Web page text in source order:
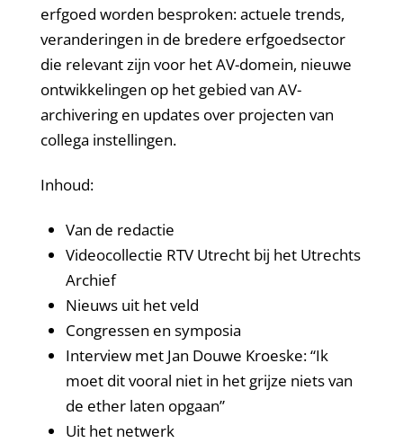
erfgoed worden besproken: actuele trends,
veranderingen in de bredere erfgoedsector
die relevant zijn voor het AV-domein, nieuwe
ontwikkelingen op het gebied van AV-
archivering en updates over projecten van
collega instellingen.
Inhoud:
Van de redactie
Videocollectie RTV Utrecht bij het Utrechts
Archief
Nieuws uit het veld
Congressen en symposia
Interview met Jan Douwe Kroeske: “Ik
moet dit vooral niet in het grijze niets van
de ether laten opgaan”
Uit het netwerk